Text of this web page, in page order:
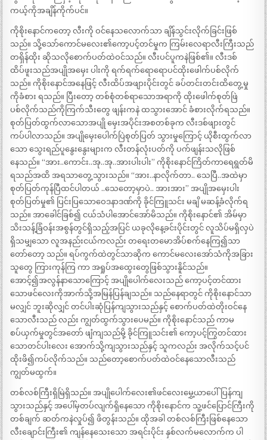
ကယ့်ကိုအချိန်ကိုက်ပင်။
ကိုစိုးနောင်ကတော့ လီးကို ဝင်နေသလောက်သာ ချိန်သွင်းလိုက်ခြင်းဖြစ်
သည်။ သို့သော်ကောင်မလေး၏ကော့ပင့်တင်မှုက ကြမ်းလေရာလီးကြီးသည်
တရှိန်ထိုး ဆိုသလိုစောက်ပတ်ထဲဝင်သည်။ လီးပင်ပူကနဲဖြစ်၏။ လီးဒစ်
ထိပ်ဖူးသည်အပျိုအမှေး ပါးကို ရက်ရက်ရောရောပင်ထိုးဖေါက်ပစ်လိုက်
သည်။ ကိုစိုးနောင်အနေဖြင့် လီးထိပ်အဖျားပိုင်းတွင် ခပ်တင်းတင်းထိတွေ့မှု
ကိုခံစား ရသည်။ ပြီးတော့ တစ်စုံတစ်ရာသောအရာကို ထိုးဖေါက်စုတ်ဖြဲ
ပစ်လိုက်သည်ကိုကြက်သီးတွေ ဖျန်းကနဲ ထသွားအောင် ခံစားလိုက်ရသည်။
စုတ်ပြတ်ထွက်လာသောအပျို မှေးအပိုင်းအစတစ်ခုက လီးဒစ်ဖျားတွင်
ကပ်ပါလာသည်။ အပျိုမှေးပေါက်ပြဲစုတ်ပြတ် သွားမှုကြောင့် ယိုစီးထွက်လာ
သော သွေးရည်ပူနွေးနွေးများက လီးတန်လုံးပတ်ကို ပက်ဖျန်းသလိုဖြစ်
နေသည်။ “အား..ကောင်း..အု..အု..အားပါးပါး” ကိုစိုးနောင်ကြိတ်ကာရေရွတ်မိ
ရသည်အထိ အရသာတွေ့သွားသည်။ “အား..နာလိုက်တာ.. သေပြီ..အထဲမှာ
စုတ်ပြတ်ကုန်ပြီထင်ပါတယ် ..သေတော့မှာပဲ.. အားအား” အပျိုအမှေးပါး
စုတ်ပြတ်မှု၏ ပြင်းပြသောဝေဒနာဒဏ်ကို ခိုင်ကြူသင်း မချိ မဆန့်ခံလိုက်ရ
သည်။ အာခေါင်ခြစ်၍ ငယ်သံပါအောင်အော်မိသည်။ ကိုစိုးနောင်၏ အိမ်မှာ
သိးသန့်ခြံဝန်းအစွန်တွင်ရှိသည့်အပြင် ယခုလိုနေ့ခင်းပိုင်းတွင် လူသိပ်မရှိလှပဲ
ရှိသမျှသော လူအနည်းငယ်ကလည်း တရေးတမောအိပ်စက်နေကြ၍သာ
တော်တော့ သည်။ ရပ်ကွက်ထဲတွင်သာဆိုက ကောင်မလေးအော်သံကိုအခြား
သူတွေ ကြားကုန်ကြ ကာ အရှုပ်အထွေးတွေဖြစ်သွားနိူင်သည်။
အောင့်၍အလွန်နာသောကြောင့် အပျိုပေါက်လေးသည် ကော့ပင့်တင်ထား
သောဖင်လေးကိုအာက်သို့အမြန်ပြန်ချသည်။ သည်နေရာတွင် ကိုစိုးနောင်သာ
မလျှင် ဘူးဆိုလျှင် တင်ပါးဆုံပြန်ကျသွားသည်နှင့် စောက်ပတ်ထဲတိုးဝင်နေ
သောလီးသည် လည်း ကျွတ်ထွက်သွားပေမည်။ ကိုစိုးနောင်သည် ကာမ
စပ်ယှက်မှုတွင်အတော် ဖျံကျသည်မို့ ခိုင်ကြူသင်း၏ ကော့ပင့်ကြွတင်ထား
သောတင်ပါးလေး အောက်သို့ကျသွားသည်နှင့် သူကလည်း အလိုက်သင့်ပင်
ထိုးဖိ၍ကပ်လိုက်သည်။ သည်တော့စောက်ပတ်ထဲဝင်နေသောလီးသည်
ကျွတ်မထွက်။
တစ်လစ်ကြီးရှိမြဲရှိသည်။ အပျိုပေါက်လေး၏ဖင်လေးမွှေ့ယာပေါ်ပြန်ကျ
သွားသည်နှင့် အပေါ်မှတပ်လျက်ရှိနေသော ကိုစိုးနောင်က သူ့ဖင်ပြောင်ကြီးကို
တစ်ချက် ဆတ်ကနဲလှုပ်၍ ဖိတွန်းသည်။ ထိုအခါ တစ်လစ်ကြီးဖြစ်နေသော
လီးချောင်းကြီး၏ ကျန်နေသေးသော အရင်းပိုင်း နှစ်လက်မလောက်က ပါ